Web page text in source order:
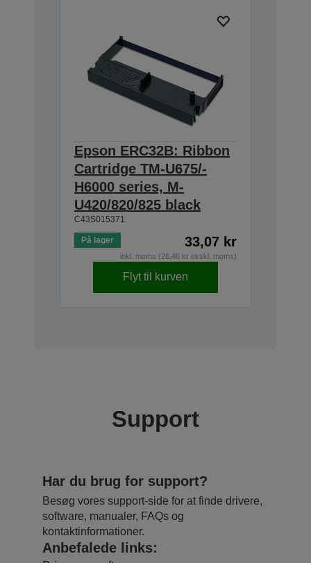
Epson ERC32B: Ribbon
Cartridge TM-U675/-
H6000 series, M-
U420/820/825 black
C43S015371
På lager 33,07 kr
inkl. moms (26,46 kr ekskl. moms)
Flyt til kurven
Support
Har du brug for support?
Besøg vores support-side for at finde drivere,
software, manualer, FAQs og
kontaktinformationer.
Anbefalede links: